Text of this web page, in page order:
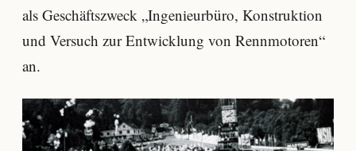
als Geschäftszweck „Ingenieurbüro, Konstruktion
und Versuch zur Entwicklung von Rennmotoren“
an.